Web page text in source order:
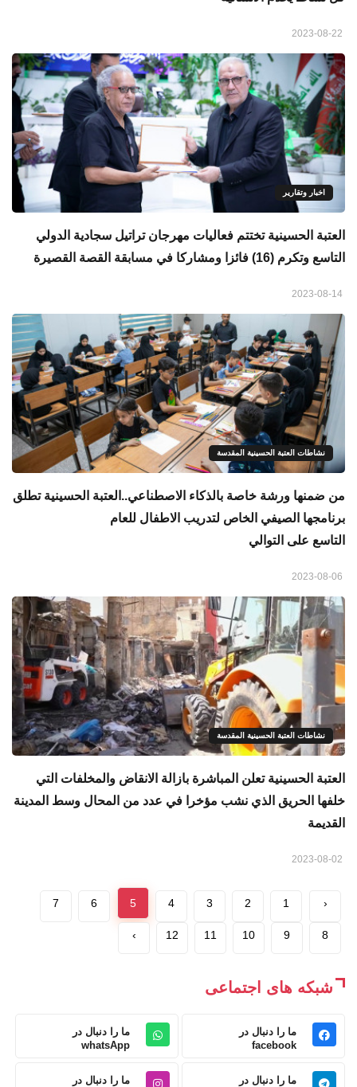
اخبار وتقارير
العتبة الحسينية تختتم فعاليات مهرجان تراتيل سجادية الدولي
التاسع وتكرم (16) فائزا ومشاركا في مسابقة القصة القصيرة
نشاطات العتبة الحسينية المقدسة
من ضمنها ورشة خاصة بالذكاء الاصطناعي..العتبة الحسينية تطلق
برنامجها الصيفي الخاص لتدريب الاطفال للعام
التاسع على التوالي
نشاطات العتبة الحسينية المقدسة
العتبة الحسينية تعلن المباشرة بازالة الانقاض والمخلفات التي
خلفها الحريق الذي نشب مؤخرا في عدد من المحال وسط المدينة
القديمة
‹
1
2
3
4
5
6
7
8
9
10
11
12
›
شبکه های اجتماعی
ما را دنبال در
facebook
ما را دنبال در
whatsApp
ما را دنبال در
ما را دنبال در